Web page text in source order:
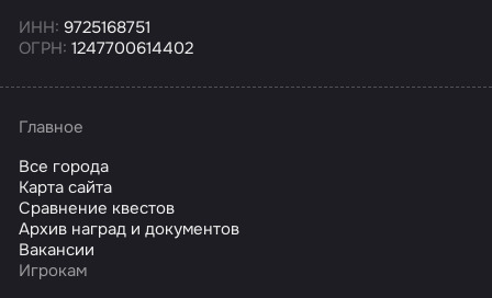
ИНН: 9725168751
ОГРН: 1247700614402
Главное
Все города
Карта сайта
Сравнение квестов
Архив наград и документов
Вакансии
Игрокам